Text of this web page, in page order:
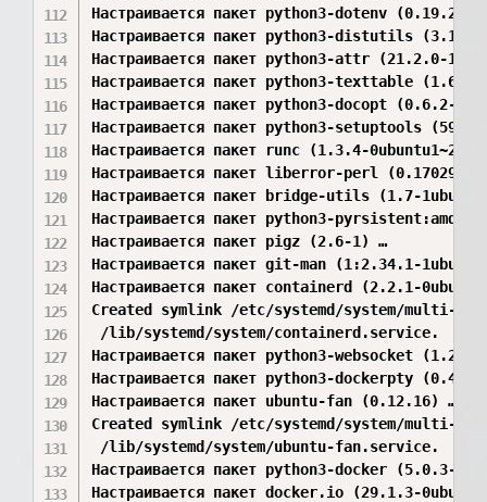
Настраивается пакет python3-dotenv (0.19.2-
Настраивается пакет python3-distutils
Настраивается пакет python3-attr (21.2.0-
Настраивается пакет python3-texttable
Настраивается пакет python3-docopt (0.6.2-4)
Настраивается пакет python3-setuptools
Настраивается пакет runc (1.3.4-
Настраивается пакет liberror-perl (0.17029-
Настраивается пакет bridge-utils (1.7-
Настраивается пакет python3-
Настраивается пакет pigz (2.6-1) …
Настраивается пакет git-man (1:2.34.1-
Настраивается пакет containerd (2.2.1-
Created symlink /etc/systemd/system/multi-
/lib/systemd/system/containerd.service.
Настраивается пакет python3-websocket
Настраивается пакет python3-dockerpty
Настраивается пакет ubuntu-fan (0.12.16) …
Created symlink /etc/systemd/system/multi-
/lib/systemd/system/ubuntu-fan.service.
Настраивается пакет python3-docker (5.0.3-1)
Настраивается пакет docker.io (29.1.3-